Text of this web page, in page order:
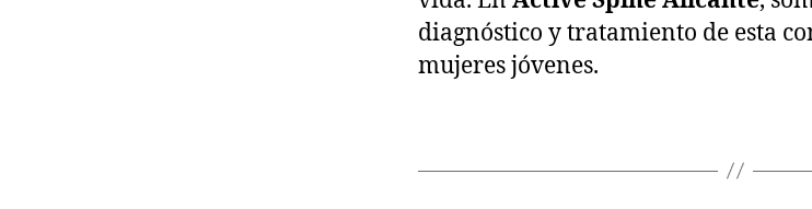
diagnóstico y tratamiento de esta
mujeres jóvenes.